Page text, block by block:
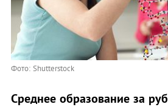
Фото: Shutterstock
Среднее образование за